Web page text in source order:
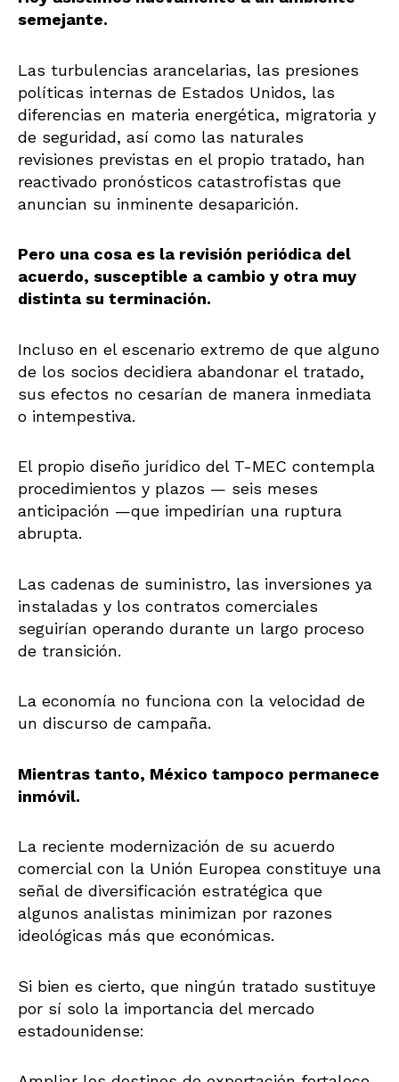
semejante.
Las turbulencias arancelarias, las presiones
políticas internas de Estados Unidos, las
diferencias en materia energética, migratoria y
de seguridad, así como las naturales
revisiones previstas en el propio tratado, han
reactivado pronósticos catastrofistas que
anuncian su inminente desaparición.
Pero una cosa es la revisión periódica del
acuerdo, susceptible a cambio y otra muy
distinta su terminación.
Incluso en el escenario extremo de que alguno
de los socios decidiera abandonar el tratado,
sus efectos no cesarían de manera inmediata
o intempestiva.
El propio diseño jurídico del T-MEC contempla
procedimientos y plazos — seis meses
anticipación —que impedirían una ruptura
abrupta.
Las cadenas de suministro, las inversiones ya
instaladas y los contratos comerciales
seguirían operando durante un largo proceso
de transición.
La economía no funciona con la velocidad de
un discurso de campaña.
Mientras tanto, México tampoco permanece
inmóvil.
La reciente modernización de su acuerdo
comercial con la Unión Europea constituye una
señal de diversificación estratégica que
algunos analistas minimizan por razones
ideológicas más que económicas.
Si bien es cierto, que ningún tratado sustituye
por sí solo la importancia del mercado
estadounidense: